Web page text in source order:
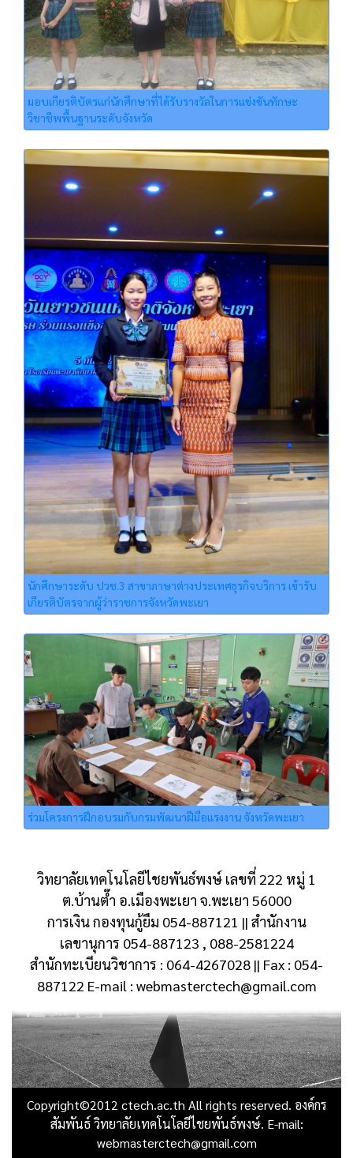
มอบเกียรติบัตรแก่นักศึกษาที่ได้รับรางวัลในการแข่งขันทักษะ
วิชาชีพพื้นฐานระดับจังหวัด
นักศึกษาระดับ ปวช.3 สาขาภาษาต่างประเทศธุรกิจบริการ เข้ารับ
เกียรติบัตรจากผู้ว่าราชการจังหวัดพะเยา
ร่วมโครงการฝึกอบรมกับกรมพัฒนาฝีมือแรงงาน จังหวัดพะเยา
วิทยาลัยเทคโนโลยีไชยพันธ์พงษ์ เลขที่ 222 หมู่ 1
ต.บ้านต๊ำ อ.เมืองพะเยา จ.พะเยา 56000
การเงิน กองทุนกู้ยืม 054-887121 || สำนักงาน
เลขานุการ 054-887123 , 088-2581224
สำนักทะเบียนวิชาการ : 064-4267028 || Fax : 054-
887122 E-mail : webmasterctech@gmail.com
Copyright©2012 ctech.ac.th All rights reserved. องค์กร
สัมพันธ์ วิทยาลัยเทคโนโลยีไชยพันธ์พงษ์. E-mail:
webmasterctech@gmail.com